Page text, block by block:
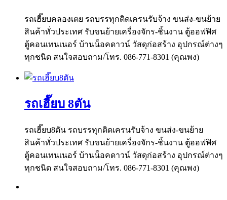
รถเฮี๊ยบคลองเตย รถบรรทุกติดเครนรับจ้าง ขนส่ง-ขนย้าย
สินค้าทั่วประเทศ รับขนย้ายเครื่องจักร-ชิ้นงาน ตู้ออฟฟิศ
ตู้คอนเทนเนอร์ บ้านน็อคดาวน์ วัสดุก่อสร้าง อุปกรณ์ต่างๆ
ทุกชนิด สนใจสอบถาม/โทร. 086-771-8301 (คุณพง)
รถเฮี๊ยบ 8ตัน
รถเฮี๊ยบ8ตัน รถบรรทุกติดเครนรับจ้าง ขนส่ง-ขนย้าย
สินค้าทั่วประเทศ รับขนย้ายเครื่องจักร-ชิ้นงาน ตู้ออฟฟิศ
ตู้คอนเทนเนอร์ บ้านน็อคดาวน์ วัสดุก่อสร้าง อุปกรณ์ต่างๆ
ทุกชนิด สนใจสอบถาม/โทร. 086-771-8301 (คุณพง)